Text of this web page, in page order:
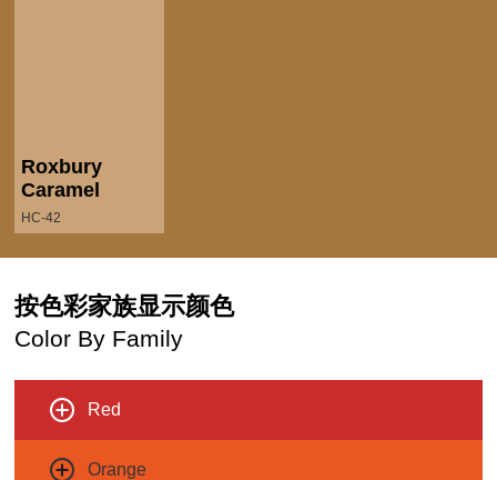
Roxbury
Caramel
HC-42
按色彩家族显示颜色
Color By Family
Red
Orange